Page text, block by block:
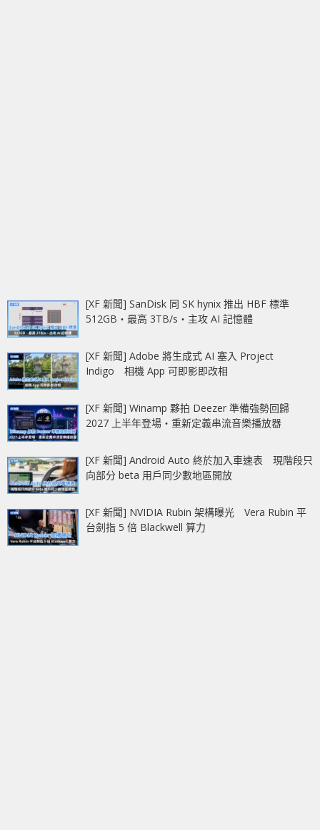
[XF 新聞] SanDisk 同 SK hynix 推出 HBF 標準
512GB‧最高 3TB/s‧主攻 AI 記憶體
[XF 新聞] Adobe 將生成式 AI 塞入 Project
Indigo 相機 App 可即影即改相
[XF 新聞] Winamp 夥拍 Deezer 準備強勢回歸
2027 上半年登場‧重新定義串流音樂播放器
[XF 新聞] Android Auto 終於加入車速表 現階段只
向部分 beta 用戶同少數地區開放
[XF 新聞] NVIDIA Rubin 架構曝光 Vera Rubin 平
台劍指 5 倍 Blackwell 算力